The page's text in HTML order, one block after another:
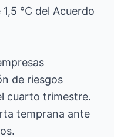
°C del Acuerdo
de riesgos
cuarto trimestre.
temprana ante